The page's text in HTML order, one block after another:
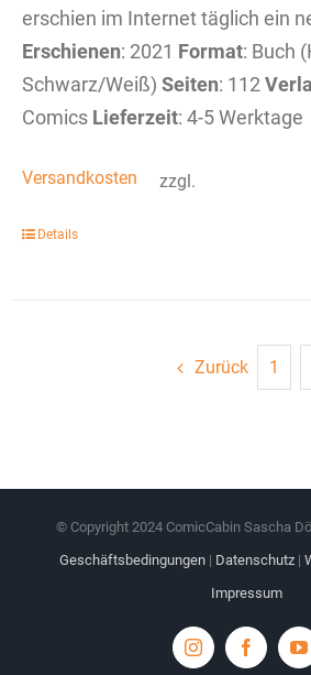
erschien im Internet täglich ein
Erschienen: 2021 Format: Buch
Schwarz/Weiß) Seiten: 112
Comics Lieferzeit: 4-5 Werktage
zzgl.
Versandkosten
Details
Zurück 1
© Copyright 2024 ComicCabin Sascha
Geschäftsbedingungen| Datenschutz|
Impressum
InstagramFacebook